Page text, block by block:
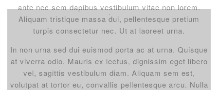
ante nec sem dapibus vestibulum vitae non lorem.
Aliquam tristique massa dui, pellentesque pretium
turpis consectetur nec. Ut at laoreet urna.
In non urna sed dui euismod porta ac at urna. Quisque
at viverra odio. Mauris ex lectus, dignissim eget libero
vel, sagittis vestibulum diam. Aliquam sem est,
volutpat at tortor eu, convallis pellentesque arcu. Nulla